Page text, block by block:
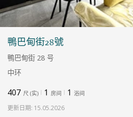
鴨巴甸街28號
鴨巴甸街 28 号
中环
407 尺 (实) 1 房间 1 浴间
更新日期: 15.05.2026